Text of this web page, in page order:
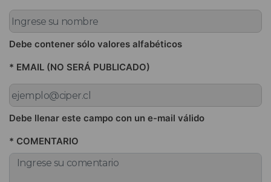
Debe contener sólo valores alfabéticos
* EMAIL (NO SERÁ PUBLICADO)
Debe llenar este campo con un e-mail válido
* COMENTARIO